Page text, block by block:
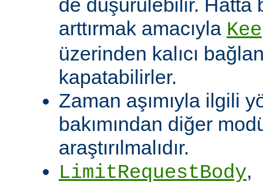
de düşürülebilir. Hatta
arttırmak amacıyla
üzerinden kalıcı
kapatabilirler.
Zaman aşımıyla ilgili
bakımından diğer
araştırılmalıdır.
LimitRequestBody,